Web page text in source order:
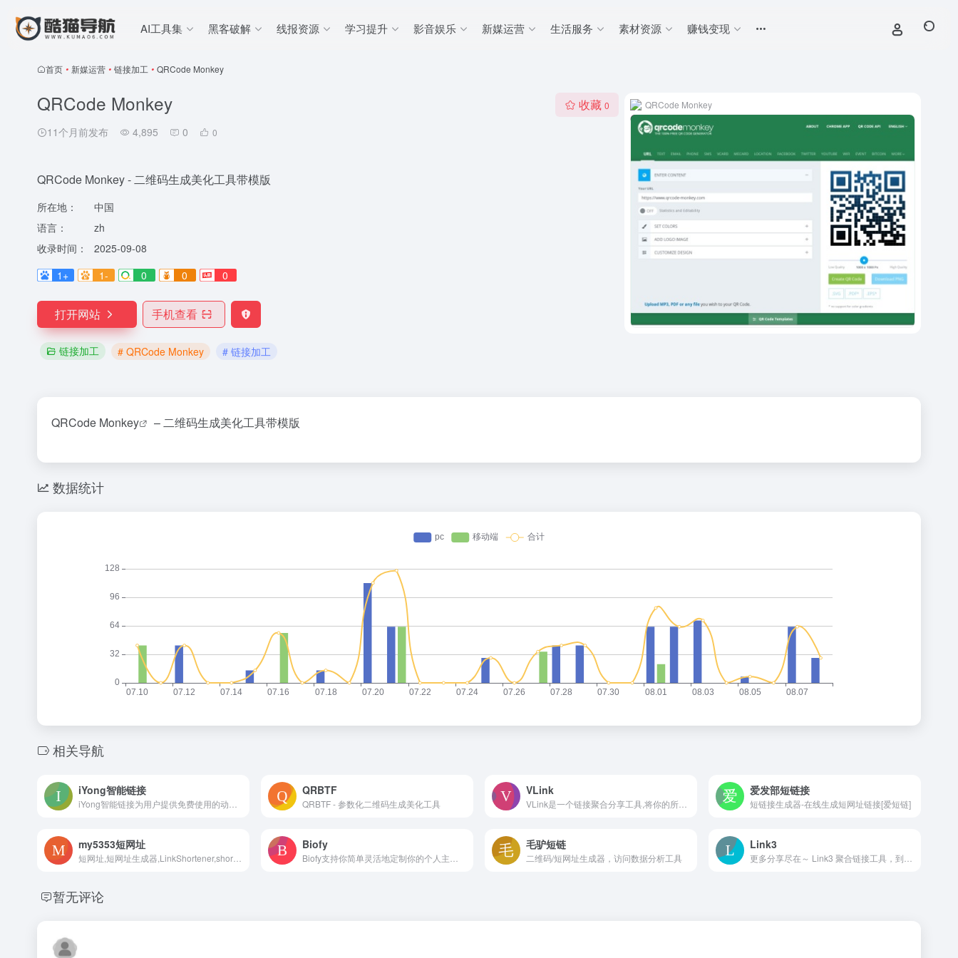
AI工具集 黑客破解 线报资源 学习提升 影音娱乐 新媒运营 生活服务 素材资源 赚钱变现
首页 • 新媒运营 • 链接加工 • QRCode Monkey
QRCode Monkey
11个月前发布 4,895 0 0
收藏 0
QRCode Monkey - 二维码生成美化工具带模版
所在地：
中国
语言：
zh
收录时间：
2025-09-08
1+
1- 0 0 0
打开网站 手机查看
链接加工 # QRCode Monkey # 链接加工
QRCode Monkey
QRCode Monkey – 二维码生成美化工具带模版
数据统计
相关导航
iYong智能链接 QRBTF
QRBTF - 参数化二维码生成美化工具
VLink 爱发部短链接
短链接生成器-在线生成短网址链接[爱短链]
my5353短网址 Biofy 毛驴短链
二维码/短网址生成器，访问数据分析工具
Link3
暂无评论